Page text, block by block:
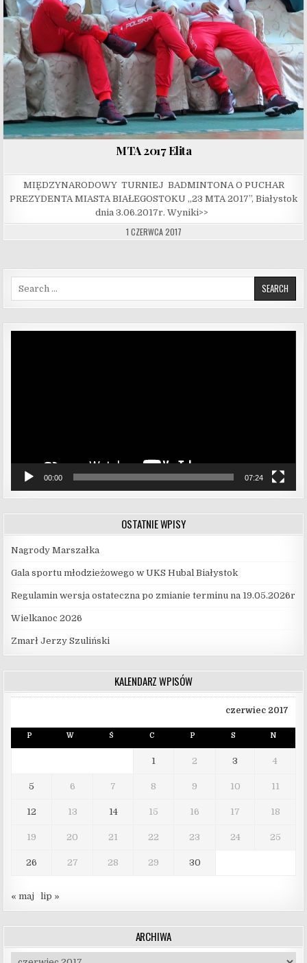
MTA 2017 Elita
MIĘDZYNARODOWY TURNIEJ BADMINTONA O PUCHAR
PREZYDENTA MIASTA BIAŁEGOSTOKU „23 MTA 2017”, Białystok
dnia 3.06.2017r. Wyniki>>
1 CZERWCA 2017
00:00 07:24
OSTATNIE WPISY
Nagrody Marszałka
Gala sportu młodzieżowego w UKS Hubal Białystok
Regulamin wersja ostateczna po zmianie terminu na 19.05.2026r
Wielkanoc 2026
Zmarł Jerzy Szuliński
KALENDARZ WPISÓW
czerwiec 2017
P W Ś C P S N
1 2 3 4
5 6 7 8 9 10 11
12 13 14 15 16 17 18
19 20 21 22 23 24 25
26 27 28 29 30
« maj lip »
ARCHIWA